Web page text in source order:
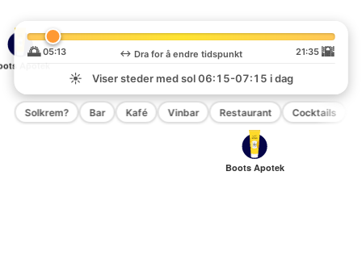
Boots Apotek
Apotek
🌅 05:13 ↔️ Dra for å endre tidspunkt 21:35 🌇
☀️
Viser steder med sol06:15-07:15 i dag
Solkrem? Bar Kafé Vinbar Restaurant Cocktails